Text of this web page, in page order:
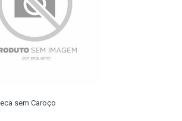
sem Caroço